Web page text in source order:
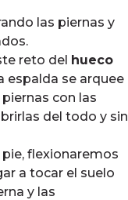
las piernas y
reto del hueco
espalda se arquee
con las
del todo y sin
flexionaremos
a tocar el suelo
y las